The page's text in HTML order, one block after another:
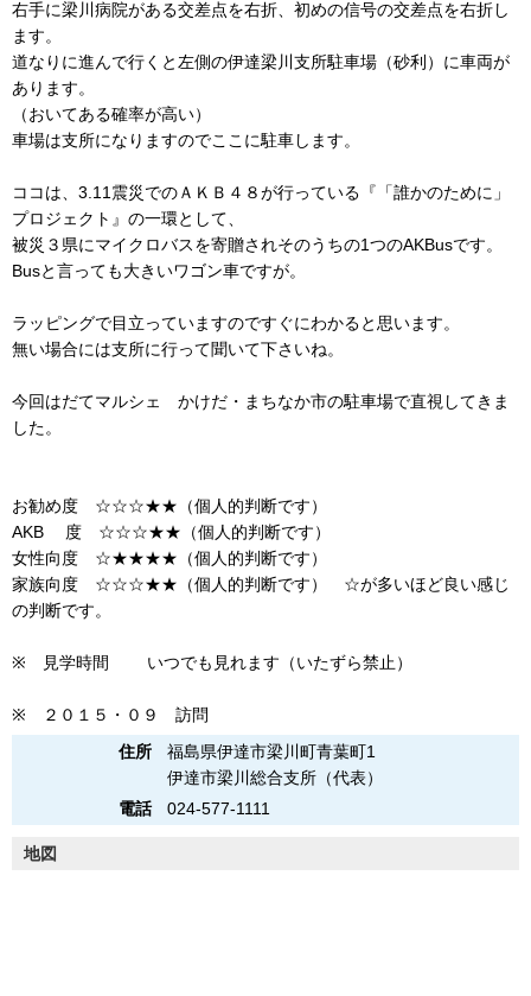
右手に梁川病院がある交差点を右折、初めの信号の交差点を右折し
ます。
道なりに進んで行くと左側の伊達梁川支所駐車場（砂利）に車両が
あります。
（おいてある確率が高い）
車場は支所になりますのでここに駐車します。
ココは、3.11震災でのＡＫＢ４８が行っている『「誰かのために」
プロジェクト』の一環として、
被災３県にマイクロバスを寄贈されそのうちの1つのAKBusです。
Busと言っても大きいワゴン車ですが。
ラッピングで目立っていますのですぐにわかると思います。
無い場合には支所に行って聞いて下さいね。
今回はだてマルシェ かけだ・まちなか市の駐車場で直視してきま
した。
お勧め度 ☆☆☆★★（個人的判断です）
AKB 度 ☆☆☆★★（個人的判断です）
女性向度 ☆★★★★（個人的判断です）
家族向度 ☆☆☆★★（個人的判断です） ☆が多いほど良い感じ
の判断です。
※ 見学時間 いつでも見れます（いたずら禁止）
※ ２０１５・０９ 訪問
住所
福島県伊達市梁川町青葉町1
伊達市梁川総合支所（代表）
電話
024-577-1111
地図